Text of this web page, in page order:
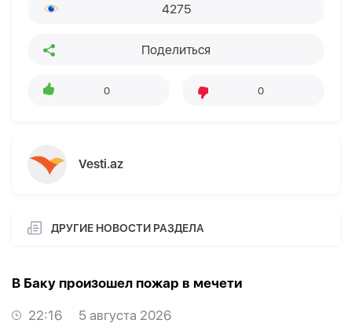
4275
Поделиться
0 0
Vesti.az
ДРУГИЕ НОВОСТИ РАЗДЕЛА
В Баку произошел пожар в мечети
22:16
5 августа 2026